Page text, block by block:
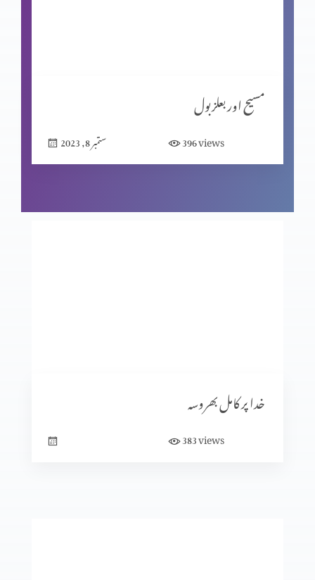
مبارکبادیاں اور افسوس
شاگردوں کا چیناؤ
یسوع کی الوہیت کا ظاہر ہونا (حصہ 2)
مسیح اور بعلزبول
ستمبر 8, 2023 396views
خدا پر کامل بھروسہ
383views